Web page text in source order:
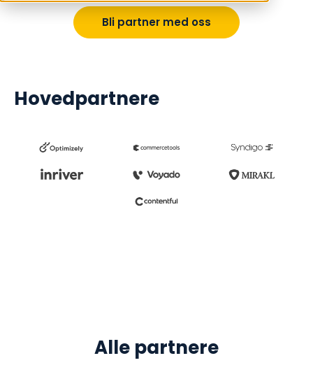
Bli partner med oss
Hovedpartnere
Alle partnere